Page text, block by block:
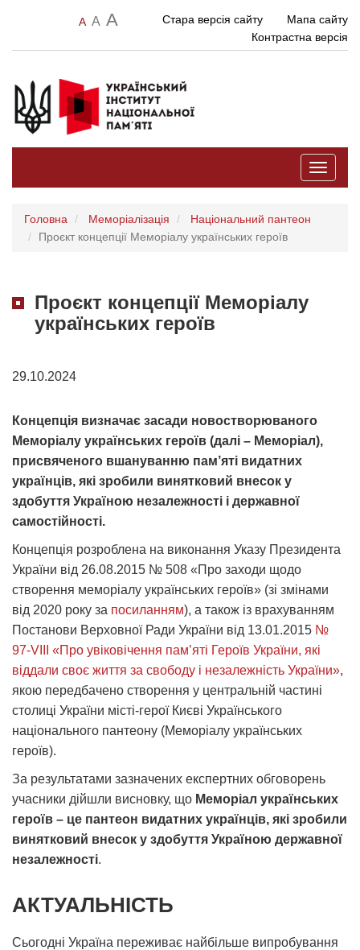
A A A Стара версія сайту
Мапа сайту
Контрастна версія
Toggle
Головна Меморіалізація
Національний пантеон
Проєкт концепції Меморіалу українських героїв
Проєкт концепції Меморіалу
українських героїв
29.10.2024
Концепція визначає засади новостворюваного
Меморіалу українських героїв (далі – Меморіал),
присвяченого вшануванню пам’яті видатних
українців, які зробили винятковий внесок у
здобуття Україною незалежності і державної
самостійності.
Концепція розроблена на виконання Указу Президента
України від 26.08.2015 № 508 «Про заходи щодо
створення меморіалу українських героїв» (зі змінами
від 2020 року за посиланням), а також із врахуванням
Постанови Верховної Ради України від 13.01.2015 №
97-VIII «Про увіковічення пам’яті Героїв України, які
віддали своє життя за свободу і незалежність України»,
якою передбачено створення у центральній частині
столиці України місті-герої Києві Українського
національного пантеону (Меморіалу українських
героїв).
За результатами зазначених експертних обговорень
учасники дійшли висновку, що Меморіал українських
героїв – це пантеон видатних українців, які зробили
винятковий внесок у здобуття Україною державної
незалежності.
АКТУАЛЬНІСТЬ
Сьогодні Україна переживає найбільше випробування